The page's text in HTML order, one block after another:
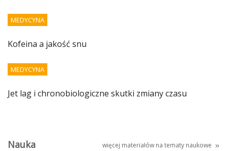
MEDYCYNA
Kofeina a jakość snu
MEDYCYNA
Jet lag i chronobiologiczne skutki zmiany czasu
Nauka więcej materiałów na tematy naukowe